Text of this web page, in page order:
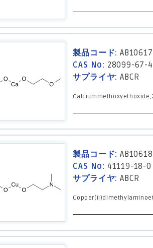
製品コード:
CAS No: 28099-67-4
サプライヤ: ABCR
製品コード:
CAS No: 41119-18-0
サプライヤ: ABCR